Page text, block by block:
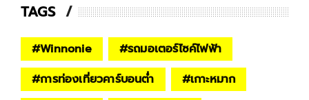
TAGS
#Winnonie #รถมอเตอร์ไซค์ไฟฟ้า
#การท่องเที่ยวคาร์บอนต่ำ #เกาะหมาก